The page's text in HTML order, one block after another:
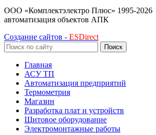
ООО «Комплектэлектро Плюс» 1995-2026
автоматизация объектов АПК
Создание сайтов - ESDirect
Поиск
Главная
АСУ ТП
Автоматизация предприятий
Термометрия
Магазин
Разработка плат и устройств
Щитовое оборудование
Электромонтажные работы